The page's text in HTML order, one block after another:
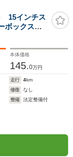
15インチス
ボックス
ートライ
ートエア
本体価格
145.0万円
走行 4km
修復
なし
整備
法定整備付